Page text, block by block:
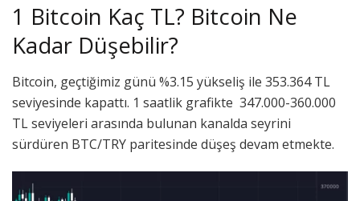
1 Bitcoin Kaç TL? Bitcoin Ne
Kadar Düşebilir?
Bitcoin, geçtiğimiz günü %3.15 yükseliş ile 353.364 TL
seviyesinde kapattı. 1 saatlik grafikte 347.000-360.000
TL seviyeleri arasında bulunan kanalda seyrini
sürdüren BTC/TRY paritesinde düşeş devam etmekte.